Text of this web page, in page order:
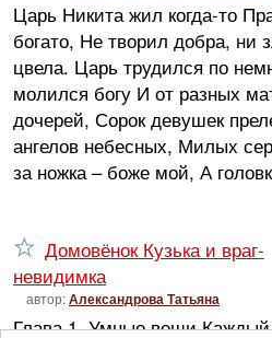
Царь Никита жил когда-то
богато, Не творил добра, ни
цвела. Царь трудился по
молился богу И от разных
дочерей, Сорок девушек
ангелов небесных, Милых
за ножка – боже мой, А
Домовёнок Кузька и враг-
невидимка
автор:Александрова Татьяна
Глава 1. Умные вещи Каждый